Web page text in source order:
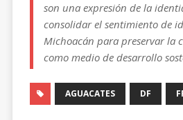
son una expresión de la
consolidar el sentimiento de
Michoacán para preservar la
como medio de desarrollo
AGUACATES DF